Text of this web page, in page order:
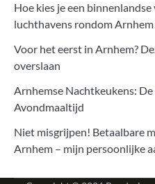
Hoe kies je een
luchthavens rondom Arnhem
Voor het eerst in Arnhem?
overslaan
Arnhemse Nachtkeukens:
Avondmaaltijd
Niet misgrijpen! Betaalbare
Arnhem – mijn persoonlijke